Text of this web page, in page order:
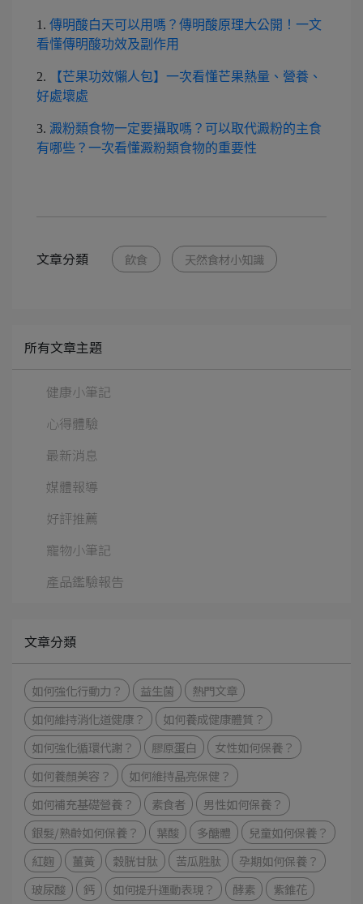
1. 傳明酸白天可以用嗎？傳明酸原理大公開！一文
看懂傳明酸功效及副作用
2.
【芒果功效懶人包】一次看懂芒果熱量、營養、
好處壞處
3. 澱粉類食物一定要攝取嗎？可以取代澱粉的主食
有哪些？一次看懂澱粉類食物的重要性
文章分類 飲食 天然食材小知識
所有文章主題
健康小筆記
心得體驗
最新消息
媒體報導
好評推薦
寵物小筆記
產品鑑驗報告
文章分類
如何強化⾏動⼒？ 益生菌
熱門文章
如何維持消化道健康？
如何養成健康體質？
如何強化循環代謝？
膠原蛋白
女性如何保養？
如何養顏美容？
如何維持晶亮保健？
如何補充基礎營養？
素食者
男性如何保養？
銀髮/熟齡如何保養？
葉酸 多醣體
兒童如何保養？
紅麴
薑黃 穀胱甘肽 苦瓜胜肽
孕期如何保養？
玻尿酸
鈣 如何提升運動表現？ 酵素
紫錐花